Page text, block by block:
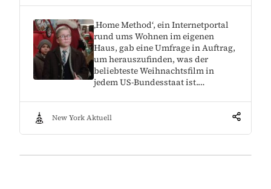
‚Home Method‘, ein Internetportal
rund ums Wohnen im eigenen
Haus, gab eine Umfrage in Auftrag,
um herauszufinden, was der
beliebteste Weihnachtsfilm in
jedem US-Bundesstaat ist.…
New York Aktuell